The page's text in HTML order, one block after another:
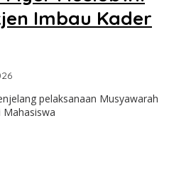
Imbau Kader
oleh
pelaksanaan Musyawarah
Mahasiswa